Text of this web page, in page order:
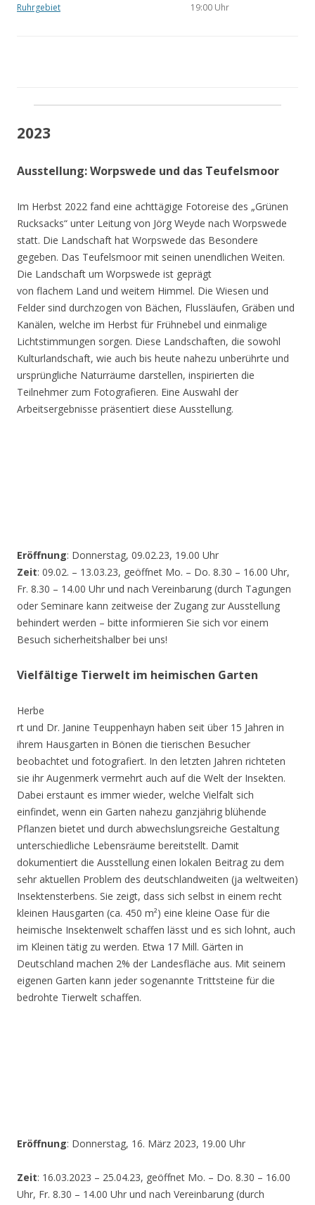
Ruhrgebiet
19:00 Uhr
2023
Ausstellung: Worpswede und das Teufelsmoor
Im Herbst 2022 fand eine achttägige Fotoreise des „Grünen
Rucksacks“ unter Leitung von Jörg Weyde nach Worpswede
statt. Die Landschaft hat Worpswede das Besondere
gegeben. Das Teufelsmoor mit seinen unendlichen Weiten.
Die Landschaft um Worpswede ist geprägt
von flachem Land und weitem Himmel. Die Wiesen und
Felder sind durchzogen von Bächen, Flussläufen, Gräben und
Kanälen, welche im Herbst für Frühnebel und einmalige
Lichtstimmungen sorgen. Diese Landschaften, die sowohl
Kulturlandschaft, wie auch bis heute nahezu unberührte und
ursprüngliche Naturräume darstellen, inspirierten die
Teilnehmer zum Fotografieren. Eine Auswahl der
Arbeitsergebnisse präsentiert diese Ausstellung.
Eröffnung: Donnerstag, 09.02.23, 19.00 Uhr
Zeit: 09.02. – 13.03.23, geöffnet Mo. – Do. 8.30 – 16.00 Uhr,
Fr. 8.30 – 14.00 Uhr und nach Vereinbarung (durch Tagungen
oder Seminare kann zeitweise der Zugang zur Ausstellung
behindert werden – bitte informieren Sie sich vor einem
Besuch sicherheitshalber bei uns!
Vielfältige Tierwelt im heimischen Garten
Herbe
rt und Dr. Janine Teuppenhayn haben seit über 15 Jahren in
ihrem Hausgarten in Bönen die tierischen Besucher
beobachtet und fotografiert. In den letzten Jahren richteten
sie ihr Augenmerk vermehrt auch auf die Welt der Insekten.
Dabei erstaunt es immer wieder, welche Vielfalt sich
einfindet, wenn ein Garten nahezu ganzjährig blühende
Pflanzen bietet und durch abwechslungsreiche Gestaltung
unterschiedliche Lebensräume bereitstellt. Damit
dokumentiert die Ausstellung einen lokalen Beitrag zu dem
sehr aktuellen Problem des deutschlandweiten (ja weltweiten)
Insektensterbens. Sie zeigt, dass sich selbst in einem recht
kleinen Hausgarten (ca. 450 m²) eine kleine Oase für die
heimische Insektenwelt schaffen lässt und es sich lohnt, auch
im Kleinen tätig zu werden. Etwa 17 Mill. Gärten in
Deutschland machen 2% der Landesfläche aus. Mit seinem
eigenen Garten kann jeder sogenannte Trittsteine für die
bedrohte Tierwelt schaffen.
Eröffnung: Donnerstag, 16. März 2023, 19.00 Uhr
Zeit: 16.03.2023 – 25.04.23, geöffnet Mo. – Do. 8.30 – 16.00
Uhr, Fr. 8.30 – 14.00 Uhr und nach Vereinbarung (durch